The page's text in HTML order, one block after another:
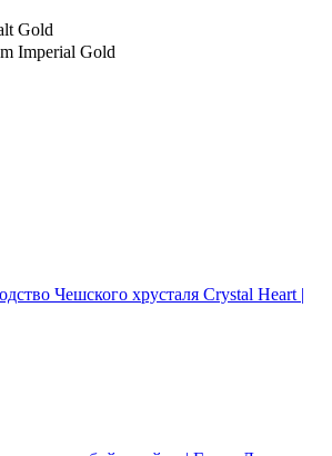
Gold
Imperial Gold
Чешского хрусталя Crystal Heart |